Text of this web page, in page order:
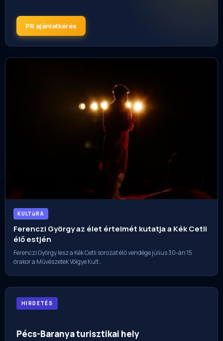
PR ajánlatkérés
KULTúRA
Ferenczi György az élet értelmét kutatja a Kék Cetli
élő estjén
Ferenczi György lesz a Kék Cetli sorozat élő vendége július 30-án 15
órakor a Művészetek Völgye Kult…
HIRDETÉS
Pécs-Baranya turisztikai hely